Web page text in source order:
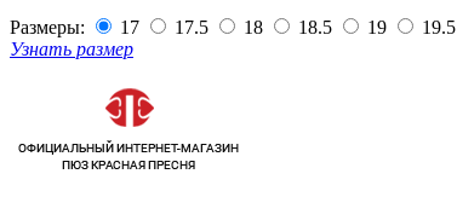
Размеры:
17 17.5 18 18.5 19 19.5
Узнать размер